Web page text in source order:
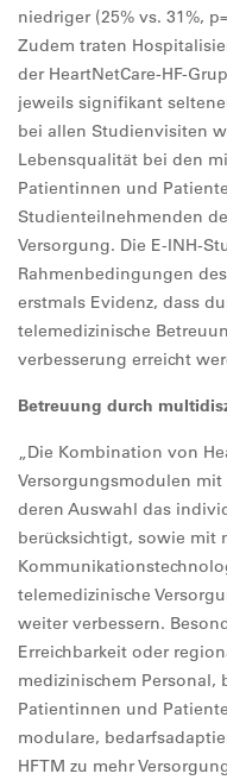
niedriger (25% vs. 31%,
Zudem traten
der HeartNetCare-HF-
jeweils signifikant
bei allen Studienvisiten
Lebensqualität bei den
Patientinnen und
Studienteilnehmenden
Versorgung. Die E-INH-
Rahmenbedingungen
erstmals Evidenz, dass
telemedizinische
verbesserung erreicht
Betreuung durch
„Die Kombination von
Versorgungsmodulen
deren Auswahl das
berücksichtigt, sowie mit
telemedizinische
weiter verbessern.
Erreichbarkeit oder
medizinischem Personal,
Patientinnen und
modulare,
HFTM zu mehr